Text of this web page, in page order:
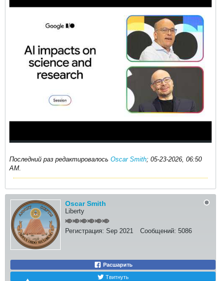
Последний раз редактировалось Oscar Smith; 05-23-2026, 06:50
AM
Oscar Smith
Liberty
Регистрация: Sep 2021 Сообщений: 5086
Расшарить
Твитнуть